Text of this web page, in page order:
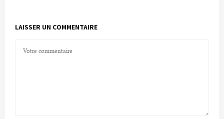
LAISSER UN COMMENTAIRE